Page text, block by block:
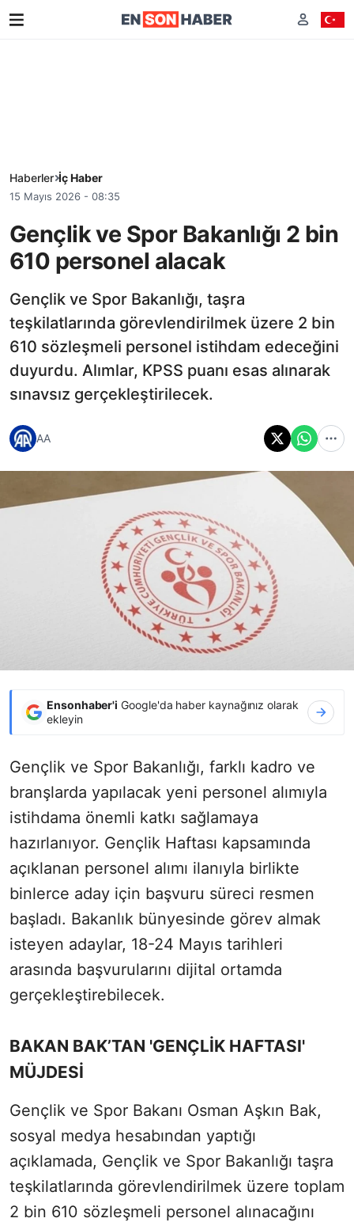
Haberler İç Haber
15 Mayıs 2026 - 08:35
Gençlik ve Spor Bakanlığı 2 bin
610 personel alacak
Gençlik ve Spor Bakanlığı, taşra
teşkilatlarında görevlendirilmek üzere 2 bin
610 sözleşmeli personel istihdam edeceğini
duyurdu. Alımlar, KPSS puanı esas alınarak
sınavsız gerçekleştirilecek.
AA
Ensonhaber'i Google'da haber kaynağınız olarak
ekleyin
Gençlik ve Spor Bakanlığı, farklı kadro ve
branşlarda yapılacak yeni personel alımıyla
istihdama önemli katkı sağlamaya
hazırlanıyor. Gençlik Haftası kapsamında
açıklanan personel alımı ilanıyla birlikte
binlerce aday için başvuru süreci resmen
başladı. Bakanlık bünyesinde görev almak
isteyen adaylar, 18-24 Mayıs tarihleri
arasında başvurularını dijital ortamda
gerçekleştirebilecek.
BAKAN BAK’TAN 'GENÇLİK HAFTASI'
MÜJDESİ
Gençlik ve Spor Bakanı Osman Aşkın Bak,
sosyal medya hesabından yaptığı
açıklamada, Gençlik ve Spor Bakanlığı taşra
teşkilatlarında görevlendirilmek üzere toplam
2 bin 610 sözleşmeli personel alınacağını